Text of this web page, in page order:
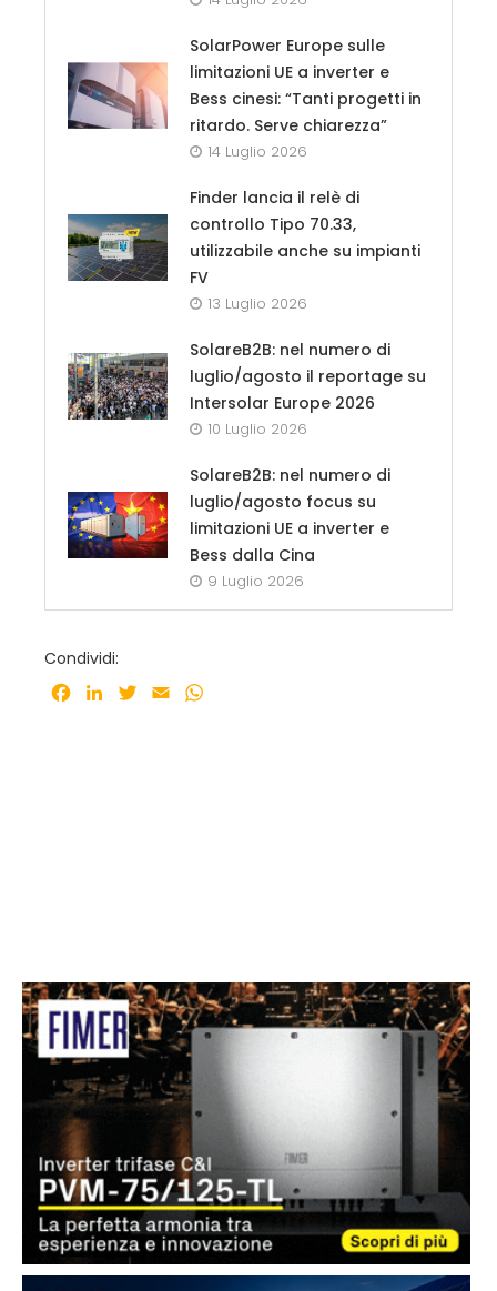
SolarPower Europe sulle
limitazioni UE a inverter e
Bess cinesi: “Tanti progetti in
ritardo. Serve chiarezza”
14 Luglio 2026
Finder lancia il relè di
controllo Tipo 70.33,
utilizzabile anche su impianti
FV
13 Luglio 2026
SolareB2B: nel numero di
luglio/agosto il reportage su
Intersolar Europe 2026
10 Luglio 2026
SolareB2B: nel numero di
luglio/agosto focus su
limitazioni UE a inverter e
Bess dalla Cina
9 Luglio 2026
Condividi:
Facebook
LinkedInTwitter
Email